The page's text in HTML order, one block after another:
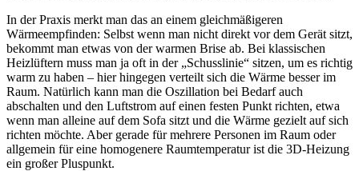
In der Praxis merkt man das an einem gleichmäßigeren
Wärmeempfinden: Selbst wenn man nicht direkt vor dem Gerät sitzt,
bekommt man etwas von der warmen Brise ab. Bei klassischen
Heizlüftern muss man ja oft in der „Schusslinie“ sitzen, um es richtig
warm zu haben – hier hingegen verteilt sich die Wärme besser im
Raum. Natürlich kann man die Oszillation bei Bedarf auch
abschalten und den Luftstrom auf einen festen Punkt richten, etwa
wenn man alleine auf dem Sofa sitzt und die Wärme gezielt auf sich
richten möchte. Aber gerade für mehrere Personen im Raum oder
allgemein für eine homogenere Raumtemperatur ist die 3D-Heizung
ein großer Pluspunkt.